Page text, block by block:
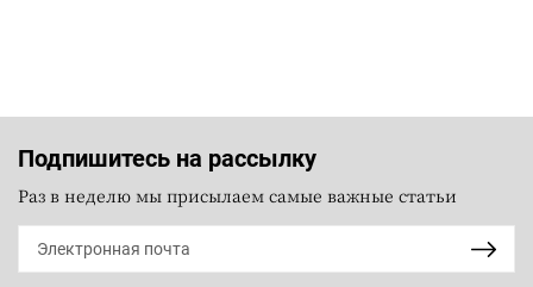
Подпишитесь на рассылку
Раз в неделю мы присылаем самые важные статьи